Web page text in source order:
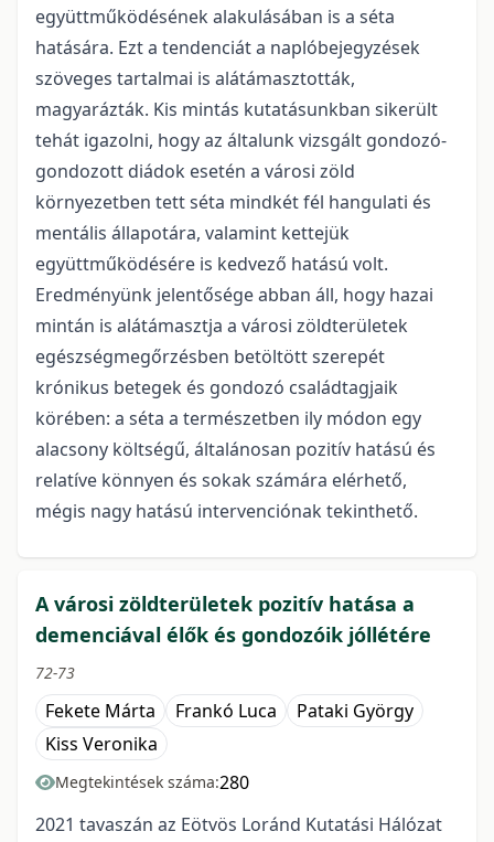
együttműködésének alakulásában is a séta
hatására. Ezt a tendenciát a naplóbejegyzések
szöveges tartalmai is alátámasztották,
magyarázták. Kis mintás kutatásunkban sikerült
tehát igazolni, hogy az általunk vizsgált gondozó-
gondozott diádok esetén a városi zöld
környezetben tett séta mindkét fél hangulati és
mentális állapotára, valamint kettejük
együttműködésére is kedvező hatású volt.
Eredményünk jelentősége abban áll, hogy hazai
mintán is alátámasztja a városi zöldterületek
egészségmegőrzésben betöltött szerepét
krónikus betegek és gondozó családtagjaik
körében: a séta a természetben ily módon egy
alacsony költségű, általánosan pozitív hatású és
relatíve könnyen és sokak számára elérhető,
mégis nagy hatású intervenciónak tekinthető.
A városi zöldterületek pozitív hatása a
demenciával élők és gondozóik jóllétére
72-73
Fekete Márta Frankó Luca
Pataki György
Kiss Veronika
Megtekintések száma:280
2021 tavaszán az Eötvös Loránd Kutatási Hálózat